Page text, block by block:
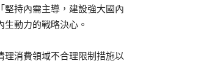
堅持內需主導，建設強大國內
動力的戰略決心。
理消費領域不合理限制措施以